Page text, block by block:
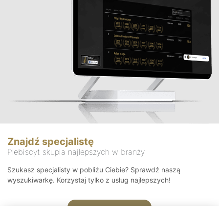
Znajdź specjalistę
Plebiscyt skupia najlepszych w branży
Szukasz specjalisty w pobliżu Ciebie? Sprawdź naszą
wyszukiwarkę. Korzystaj tylko z usług najlepszych!